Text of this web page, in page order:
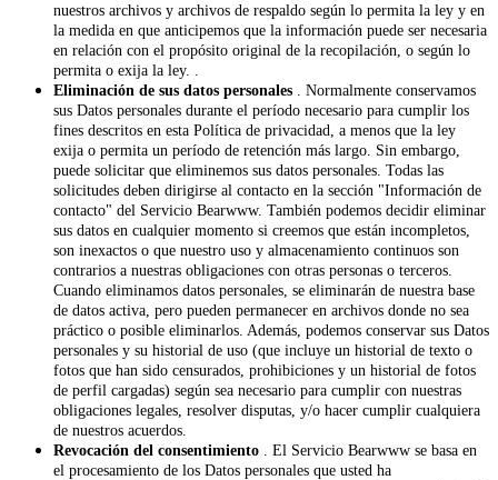
nuestros archivos y archivos de respaldo según lo permita la ley y en
la medida en que anticipemos que la información puede ser necesaria
en relación con el propósito original de la recopilación, o según lo
permita o exija la ley. .
Eliminación de sus datos personales . Normalmente conservamos
sus Datos personales durante el período necesario para cumplir los
fines descritos en esta Política de privacidad, a menos que la ley
exija o permita un período de retención más largo. Sin embargo,
puede solicitar que eliminemos sus datos personales. Todas las
solicitudes deben dirigirse al contacto en la sección "Información de
contacto" del Servicio Bearwww. También podemos decidir eliminar
sus datos en cualquier momento si creemos que están incompletos,
son inexactos o que nuestro uso y almacenamiento continuos son
contrarios a nuestras obligaciones con otras personas o terceros.
Cuando eliminamos datos personales, se eliminarán de nuestra base
de datos activa, pero pueden permanecer en archivos donde no sea
práctico o posible eliminarlos. Además, podemos conservar sus Datos
personales y su historial de uso (que incluye un historial de texto o
fotos que han sido censurados, prohibiciones y un historial de fotos
de perfil cargadas) según sea necesario para cumplir con nuestras
obligaciones legales, resolver disputas, y/o hacer cumplir cualquiera
de nuestros acuerdos.
Revocación del consentimiento . El Servicio Bearwww se basa en
el procesamiento de los Datos personales que usted ha